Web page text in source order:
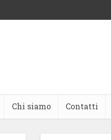
Chi siamo Contatti